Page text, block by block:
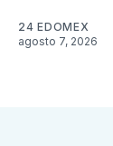
24 EDOMEX
agosto 7, 2026